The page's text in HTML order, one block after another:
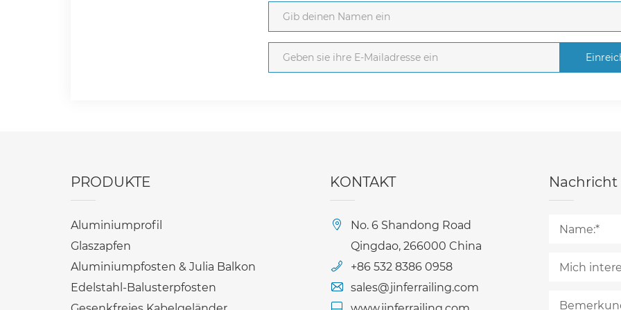
PRODUKTE
Aluminiumprofil
Glaszapfen
Aluminiumpfosten & Julia Balkon
Edelstahl-Balusterpfosten
KONTAKT
No. 6 Shandong Road
Qingdao, 266000 China
+86 532 8386 0958
sales@jinferrailing.com
Nachricht